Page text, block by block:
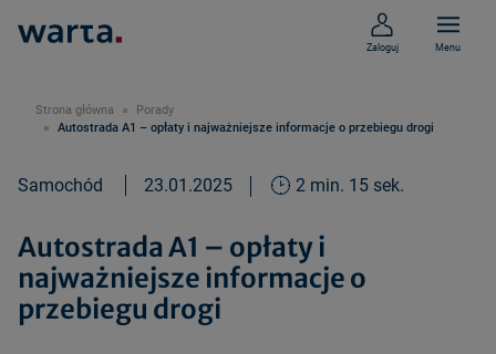
Zaloguj Menu
Strona główna
Porady
Autostrada A1 – opłaty i najważniejsze informacje o przebiegu drogi
Samochód 23.01.2025 2 min. 15 sek.
Autostrada A1 – opłaty i
najważniejsze informacje o
przebiegu drogi